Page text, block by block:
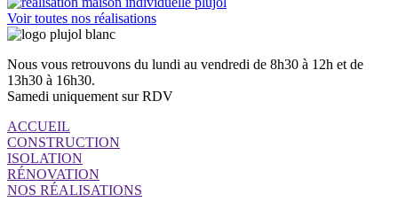
Voir toutes nos réalisations
Nous vous retrouvons du lundi au vendredi de 8h30 à 12h et de
13h30 à 16h30.
Samedi uniquement sur RDV
ACCUEIL
CONSTRUCTION
ISOLATION
RÉNOVATION
NOS RÉALISATIONS